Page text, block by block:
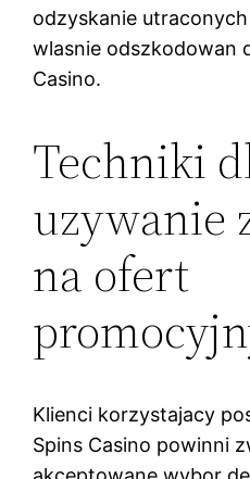
odzyskanie
wlasnie odszkodowan
Casino.
Techniki
uzywanie
na ofert
Klienci korzystajacy
Spins Casino powinni